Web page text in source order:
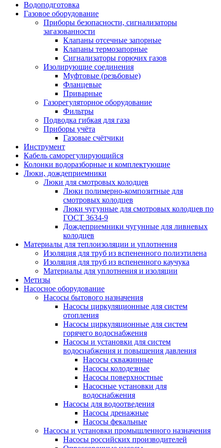
Водоподготовка
Газовое оборудование
Приборы безопасности, сигнализаторы
загазованности
Клапаны отсечные запорные
Клапаны термозапорные
Сигнализаторы горючих газов
Изолирующие соединения
Муфтовые (резьбовые)
Фланцевые
Приварные
Газорегуляторное оборудование
Фильтры
Подводка гибкая для газа
Приборы учёта
Газовые счётчики
Инструмент
Кабель саморегулирующийся
Колонки водоразборные и комплектующие
Люки, дождеприемники
Люки для смотровых колодцев
Люки полимерно-композитные для
смотровых колодцев
Люки чугунные для смотровых колодцев по
ГОСТ 3634-9
Дождеприемники чугунные для ливневых
колодцев
Материалы для теплоизоляции и уплотнения
Изоляция для труб из вспененного полиэтилена
Изоляция для труб из вспененного каучука
Материалы для уплотнения и изоляции
Метизы
Насосное оборудование
Насосы бытового назначения
Насосы циркуляционные для систем
отопления
Насосы циркуляционные для систем
горячего водоснабжения
Насосы и установки для систем
водоснабжения и повышения давления
Насосы скважинные
Насосы колодезные
Насосы поверхностные
Насосные установки для
водоснабжения
Насосы для водоотведения
Насосы дренажные
Насосы фекальные
Насосы и установки промышленного назначения
Насосы российских производителей